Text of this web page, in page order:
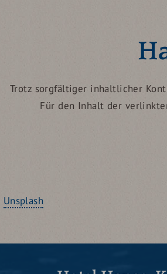
Trotz sorgfältiger inhaltlicher
Für den Inhalt der
Unsplash